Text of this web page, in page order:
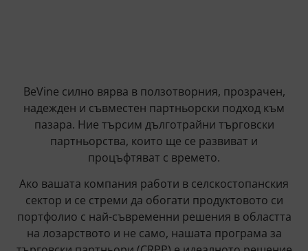
BeVine силно вярва в ползотворния, прозрачен,
надежден и съвместен партньорски подход към
пазара. Ние търсим дълготрайни търговски
партньорства, които ще се развиват и
процъфтяват с времето.
Ако вашата компания работи в селскостопанския
сектор и се стреми да обогати продуктовото си
портфолио с най-съвременни решения в областта
на лозарството и не само, нашата програма за